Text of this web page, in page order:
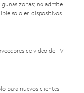
zonas; no admite
solo en dispositivos
de video de TV
para nuevos clientes